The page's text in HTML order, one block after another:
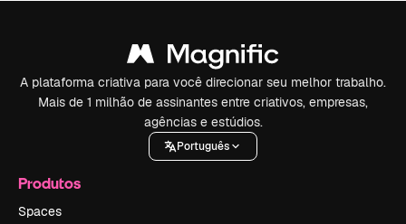
A plataforma criativa para você direcionar seu melhor trabalho.
Mais de 1 milhão de assinantes entre criativos, empresas,
agências e estúdios.
Português
Produtos
Spaces